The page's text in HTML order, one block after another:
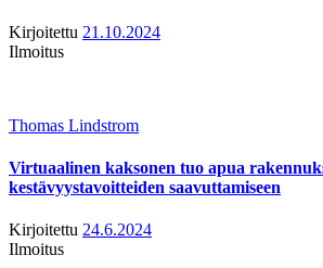
Kirjoitettu 21.10.2024
Ilmoitus
Thomas Lindstrom
Virtuaalinen kaksonen tuo apua
kestävyystavoitteiden saavuttamiseen
Kirjoitettu 24.6.2024
Ilmoitus